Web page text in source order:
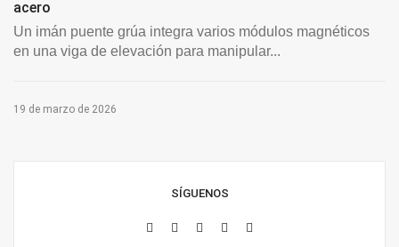
acero
Un imán puente grúa integra varios módulos magnéticos
en una viga de elevación para manipular...
19 de marzo de 2026
SÍGUENOS